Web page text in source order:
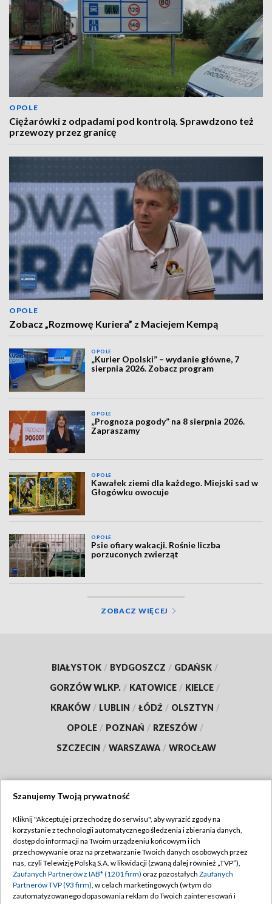
OPOLE
Ciężarówki z odpadami pod kontrolą. Sprawdzono też
przewozy przez granicę
OPOLE
Zobacz „Rozmowę Kuriera” z Maciejem Kempą
OPOLE
„Kurier Opolski” – wydanie główne, 7
sierpnia 2026. Zobacz program
OPOLE
„Prognoza pogody” na 8 sierpnia 2026.
Zapraszamy
OPOLE
Kawałek ziemi dla każdego. Miejski sad w
Głogówku owocuje
OPOLE
Psie ofiary wakacji. Rośnie liczba
porzuconych zwierząt
ZOBACZ WIĘCEJ
BIAŁYSTOK / BYDGOSZCZ / GDAŃSK /
GORZÓW WLKP. / KATOWICE / KIELCE /
KRAKÓW / LUBLIN / ŁÓDŹ / OLSZTYN /
OPOLE / POZNAŃ / RZESZÓW /
SZCZECIN / WARSZAWA / WROCŁAW
TVP
Abonament TVP
Emisja w TVP
Centrum informacji TVP
Regulamin TVP
Polityka prywatności
Moje zgody
Szanujemy Twoją prywatność
Kliknij "Akceptuję i przechodzę do serwisu", aby wyrazić zgody na
korzystanie z technologii automatycznego śledzenia i zbierania danych,
dostęp do informacji na Twoim urządzeniu końcowym i ich
przechowywanie oraz na przetwarzanie Twoich danych osobowych przez
nas, czyli Telewizję Polską S.A. w likwidacji (zwaną dalej również „TVP”),
Zaufanych Partnerów z IAB* (1201 firm) oraz pozostałych Zaufanych
Partnerów TVP (93 firm), w celach marketingowych (w tym do
zautomatyzowanego dopasowania reklam do Twoich zainteresowań i